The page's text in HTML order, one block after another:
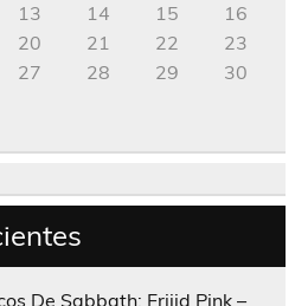
13 14 15
16
20 21 22
23
27 28 29
30
De Sabbath; Frijid Pink –